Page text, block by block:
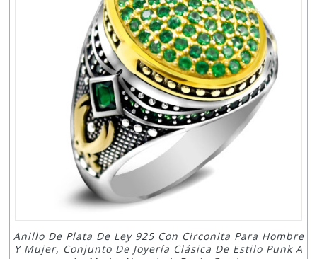
Anillo De Plata De Ley 925 Con Circonita Para Hombre
Y Mujer, Conjunto De Joyería Clásica De Estilo Punk A